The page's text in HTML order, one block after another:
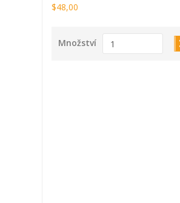
$48,00
Množství